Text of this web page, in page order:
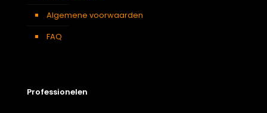
Algemene voorwaarden
FAQ
Professionelen